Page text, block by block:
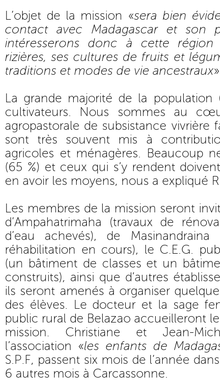
L’objet de la mission «sera bien
contact avec Madagascar et son
intéresserons donc à cette région
rizières, ses cultures de fruits et
traditions et modes de vie ancestraux»
La grande majorité de la population
cultivateurs. Nous sommes au
agropastorale de subsistance vivrière
sont très souvent mis à
agricoles et ménagères. Beaucoup
(65 %) et ceux qui s’y rendent
en avoir les moyens, nous a expliqué
Les membres de la mission seront
d’Ampahatrimaha (travaux de
d’eau achevés), de
réhabilitation en cours), le C.E.G.
(un bâtiment de classes et un
construits), ainsi que d’autres
ils seront amenés à organiser
des élèves. Le docteur et la sage
public rural de Belazao accueilleront
mission. Christiane et Jean-
l’association «les enfants de
S.P.F, passent six mois de l’année
6 autres mois à Carcassonne.